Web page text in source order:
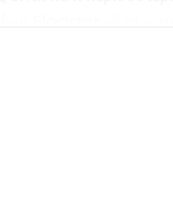
Flogger είναι